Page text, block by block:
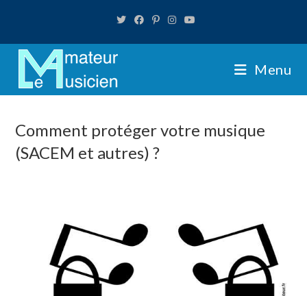
content
Menu
Comment protéger votre musique
(SACEM et autres) ?